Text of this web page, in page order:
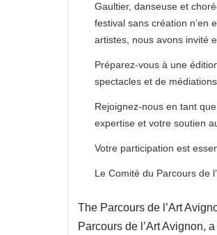
Gaultier, danseuse et
festival sans création n’en
artistes, nous avons invité
Préparez-vous à une
spectacles et de médiations.
Rejoignez-nous en tant
expertise et votre soutien
Votre participation est
Le Comité du Parcours de
The Parcours de l’Art
Parcours de l’Art Avignon,